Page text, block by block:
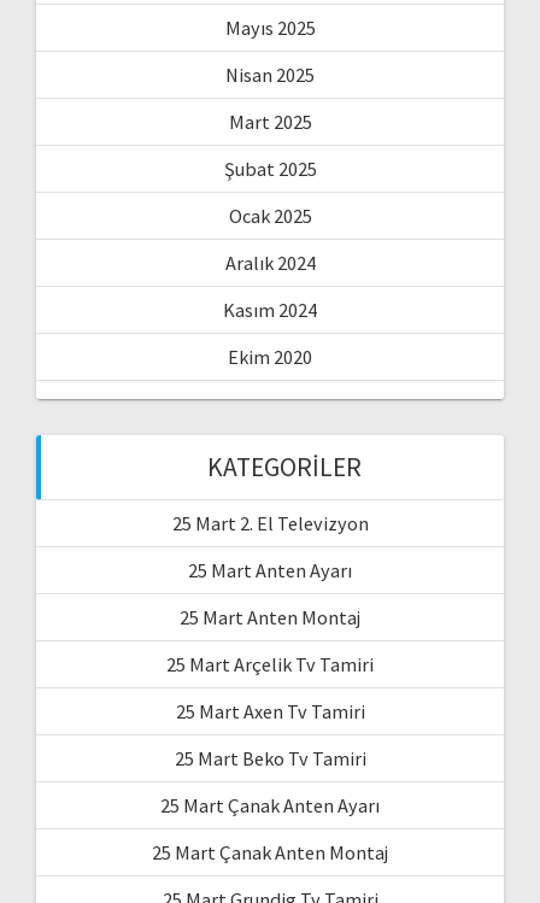
Mayıs 2025
Nisan 2025
Mart 2025
Şubat 2025
Ocak 2025
Aralık 2024
Kasım 2024
Ekim 2020
KATEGORILER
25 Mart 2. El Televizyon
25 Mart Anten Ayarı
25 Mart Anten Montaj
25 Mart Arçelik Tv Tamiri
25 Mart Axen Tv Tamiri
25 Mart Beko Tv Tamiri
25 Mart Çanak Anten Ayarı
25 Mart Çanak Anten Montaj